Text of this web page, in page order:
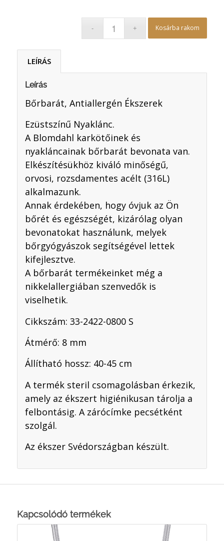
Kosárba rakom
LEÍRÁS
Leírás
Bőrbarát, Antiallergén Ékszerek
Ezüstszínű Nyaklánc.
A Blomdahl karkötőinek és
nyakláncainak bőrbarát bevonata van.
Elkészítésükhöz kiváló minőségű,
orvosi, rozsdamentes acélt (316L)
alkalmazunk.
Annak érdekében, hogy óvjuk az Ön
bőrét és egészségét, kizárólag olyan
bevonatokat használunk, melyek
bőrgyógyászok segítségével lettek
kifejlesztve.
A bőrbarát termékeinket még a
nikkelallergiában szenvedők is
viselhetik.
Cikkszám: 33-2422-0800 S
Átmérő: 8 mm
Állítható hossz: 40-45 cm
A termék steril csomagolásban érkezik,
amely az ékszert higiénikusan tárolja a
felbontásig. A zárócímke pecsétként
szolgál.
Az ékszer Svédországban készült.
Kapcsolódó termékek